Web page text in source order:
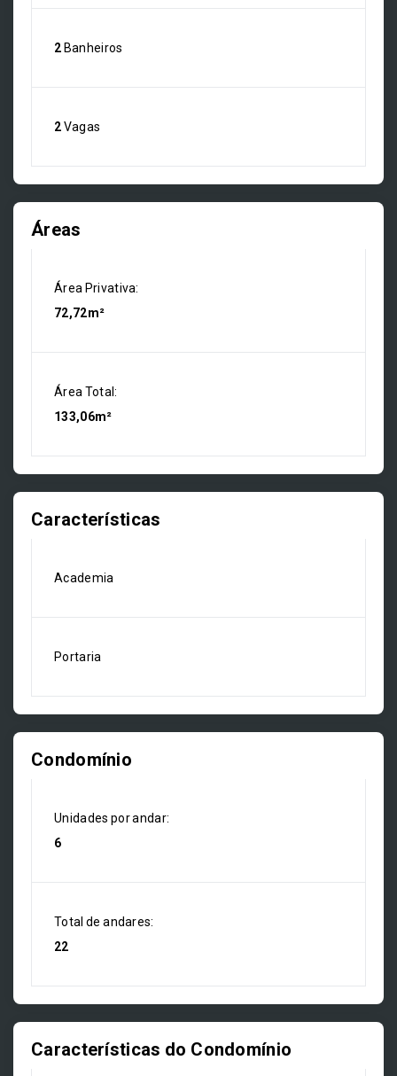
2 Banheiros
2Vagas
Áreas
Área Privativa:
72,72m²
Área Total:
133,06m²
Características
Academia
Portaria
Condomínio
Unidades por andar:
6
Total de andares:
22
Características do Condomínio